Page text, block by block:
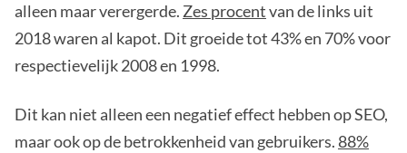
alleen maar verergerde. Zes procentvan de links uit
2018 waren al kapot. Dit groeide tot 43% en 70% voor
respectievelijk 2008 en 1998.
Dit kan niet alleen een negatief effect hebben op SEO,
maar ook op de betrokkenheid van gebruikers. 88%